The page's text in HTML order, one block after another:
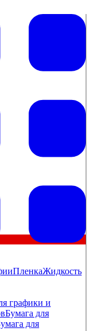
ПленкаЖидкость
графики и
Бумага для
для